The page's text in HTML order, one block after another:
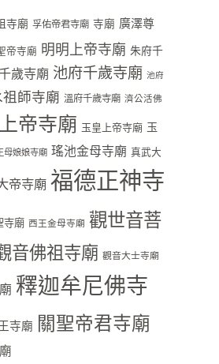
寺廟 孚佑帝君寺廟 寺廟 廣澤尊
帝寺廟 明明上帝寺廟 朱府千
歲寺廟 池府千歲寺廟 池府
師寺廟 溫府千歲寺廟 濟公活佛
帝寺廟 玉皇上帝寺廟 玉
母娘娘寺廟 瑤池金母寺廟 真武大
帝寺廟 福德正神寺
寺廟 西王金母寺廟 觀世音菩
音佛祖寺廟 觀音大士寺廟
釋迦牟尼佛寺
寺廟 關聖帝君寺廟